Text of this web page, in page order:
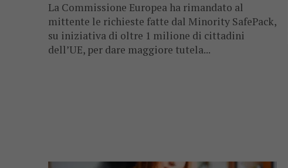
La Commissione Europea ha rimandato al
mittente le richieste fatte dal Minority SafePack,
su iniziativa di oltre 1 milione di cittadini
dell’UE, per dare maggiore tutela...